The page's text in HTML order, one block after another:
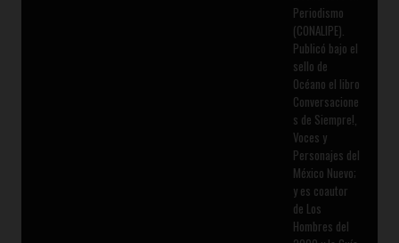
Periodismo
(CONALIPE).
Publicó bajo el
sello de
Océano el libro
Conversacione
s de Siempre!,
Voces y
Personajes del
México Nuevo;
y es coautor
de Los
Hombres del